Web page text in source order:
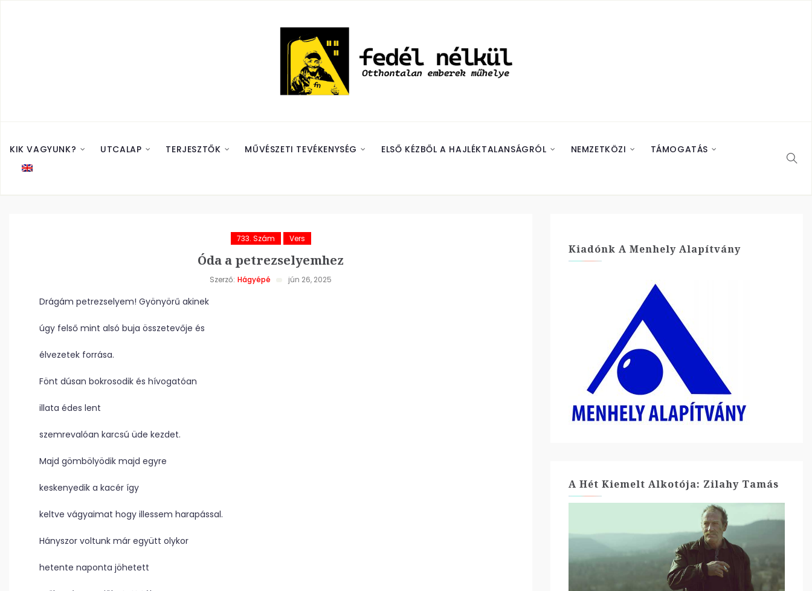
KIK VAGYUNK? UTCALAP TERJESZTŐK MŰVÉSZETI TEVÉKENYSÉG ELSŐ KÉZBŐL A HAJLÉKTALANSÁGRÓL NEMZETKÖZI TÁMOGATÁS
733. Szám Vers
Óda a petrezselyemhez
Szerző: Hágyépé jún 26, 2025
Drágám petrezselyem! Gyönyörű akinek
úgy felső mint alsó buja összetevője és
élvezetek forrása.
Fönt dúsan bokrosodik és hívogatóan
illata édes lent
szemrevalóan karcsú üde kezdet.
Majd gömbölyödik majd egyre
keskenyedik a kacér így
keltve vágyaimat hogy illessem harapással.
Hányszor voltunk már együtt olykor
hetente naponta jöhetett
Kiadónk A Menhely Alapítvány
A Hét Kiemelt Alkotója: Zilahy Tamás